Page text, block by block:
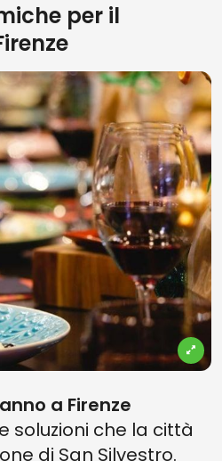
per il
a Firenze
soluzioni che la città
di San Silvestro.